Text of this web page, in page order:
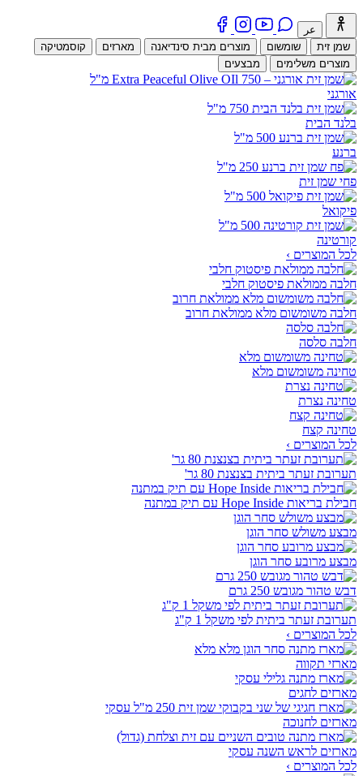
عر
שמן זית
שומשום מוצרים מבית סינדיאנה מארזים
קוסמטיקה
מוצרים משלימים
מבצעים
אורגני
בלנד הבית
ברנע
פחי שמן זית
פיקואל
קורטינה
לכל המוצרים ›
חלבה ממולאת פיסטוק חלבי
חלבה משומשום מלא ממולאת חרוב
חלבה סלסה
טחינה משומשום מלא
טחינה נצרת
טחינה קצח
לכל המוצרים ›
תערובת זעתר ביתית בצנצנת 80 גר'
חבילת בריאות Hope Inside עם תיק במתנה
מבצע משולש סחר הוגן
מבצע מרובע סחר הוגן
דבש טהור מגובש 250 גרם
תערובת זעתר ביתית לפי משקל 1 ק"ג
לכל המוצרים ›
מארזי תקווה
מארזים לחגים
מארזים לחנוכה
מארזים לראש השנה עסקי
לכל המוצרים ›